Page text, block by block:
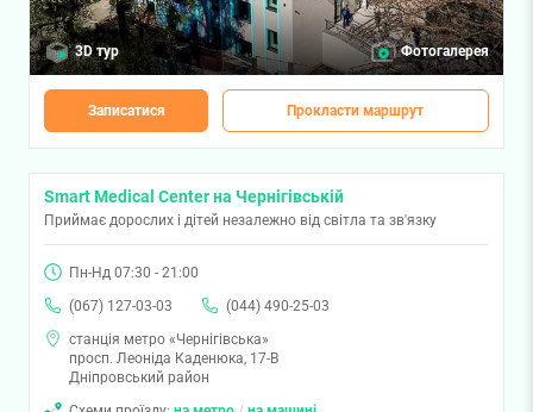
3D тур Фотогалерея
Записатися Прокласти маршрут
Smart Medical Center на Чернігівській
Приймає дорослих і дітей незалежно від світла та зв'язку
Пн-Нд 07:30 - 21:00
(067) 127-03-03
(044) 490-25-03
станція метро «Чернігівська»
просп. Леоніда Каденюка, 17-В
Дніпровський район